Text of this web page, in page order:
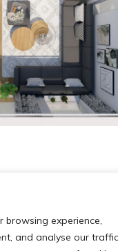
browsing experience,
and analyse our